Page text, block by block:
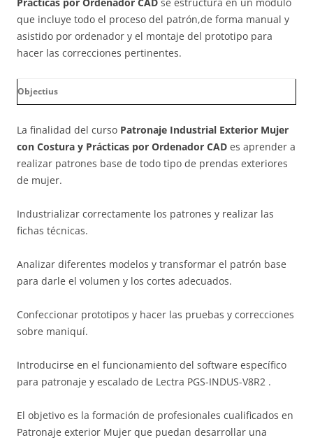
que incluye todo el proceso del patrón,de forma manual y
asistido por ordenador y el montaje del prototipo para
hacer las correcciones pertinentes.
Objectius
La finalidad del curso Patronaje Industrial Exterior Mujer
con Costura y Prácticas por Ordenador CAD es aprender a
realizar patrones base de todo tipo de prendas exteriores
de mujer.
Industrializar correctamente los patrones y realizar las
fichas técnicas.
Analizar diferentes modelos y transformar el patrón base
para darle el volumen y los cortes adecuados.
Confeccionar prototipos y hacer las pruebas y correcciones
sobre maniquí.
Introducirse en el funcionamiento del software específico
para patronaje y escalado de Lectra PGS-INDUS-V8R2 .
El objetivo es la formación de profesionales cualificados en
Patronaje exterior Mujer que puedan desarrollar una